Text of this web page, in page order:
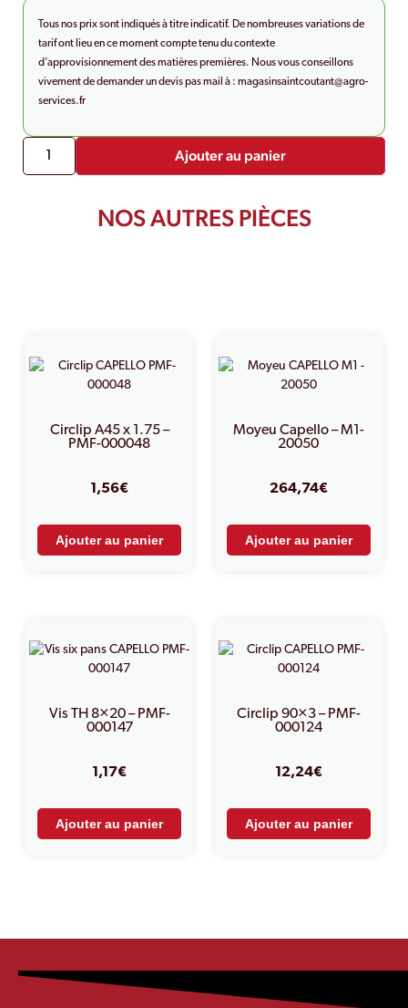
Tous nos prix sont indiqués à titre indicatif. De nombreuses variations de
tarif ont lieu en ce moment compte tenu du contexte
d’approvisionnement des matières premières. Nous vous conseillons
vivement de demander un devis pas mail à : magasinsaintcoutant@agro-
services.fr
Ajouter au panier
NOS AUTRES PIÈCES
Circlip A45 x 1.75 –
PMF-000048
1,56€
Ajouter au panier
Moyeu Capello – M1-
20050
264,74€
Ajouter au panier
Vis TH 8×20 – PMF-
000147
1,17€
Ajouter au panier
Circlip 90×3 – PMF-
000124
12,24€
Ajouter au panier